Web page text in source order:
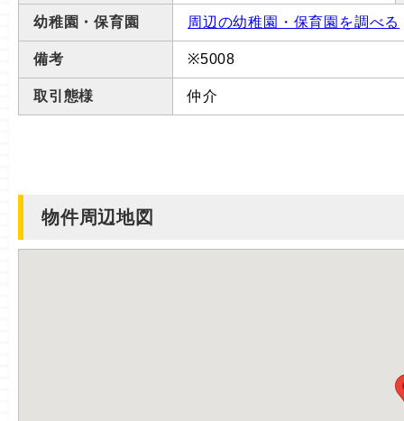
幼稚園・保育園 周辺の幼稚園・保育園を調べる
備考 ※5008
取引態様 仲介
物件周辺地図